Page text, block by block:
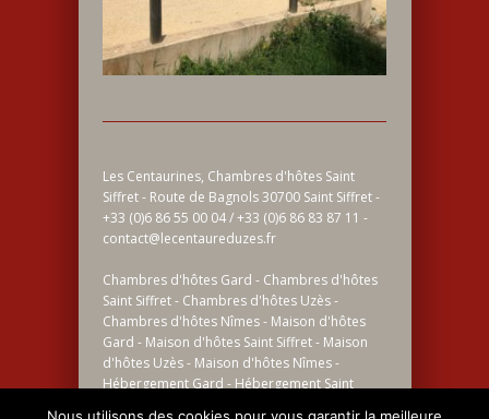
Les Centaurines, Chambres d'hôtes Saint
Siffret - Route de Bagnols 30700 Saint Siffret -
+33 (0)6 86 55 00 04 / +33 (0)6 86 83 87 11 -
contact@lecentaureduzes.fr
Chambres d'hôtes Gard - Chambres d'hôtes
Saint Siffret - Chambres d'hôtes Uzès -
Chambres d'hôtes Nîmes - Maison d'hôtes
Gard - Maison d'hôtes Saint Siffret - Maison
d'hôtes Uzès - Maison d'hôtes Nîmes -
Hébergement Gard - Hébergement Saint